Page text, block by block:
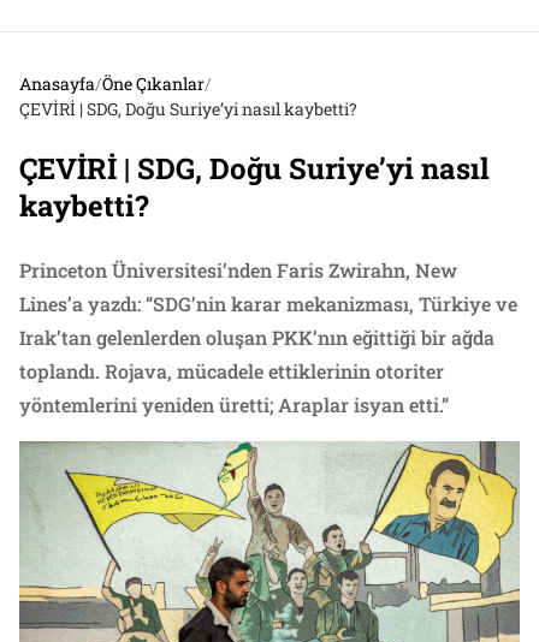
Anasayfa/Öne Çıkanlar/
ÇEVİRİ | SDG, Doğu Suriye’yi nasıl kaybetti?
ÇEVİRİ | SDG, Doğu Suriye’yi nasıl
kaybetti?
Princeton Üniversitesi’nden Faris Zwirahn, New
Lines’a yazdı: “SDG’nin karar mekanizması, Türkiye ve
Irak’tan gelenlerden oluşan PKK’nın eğittiği bir ağda
toplandı. Rojava, mücadele ettiklerinin otoriter
yöntemlerini yeniden üretti; Araplar isyan etti.”